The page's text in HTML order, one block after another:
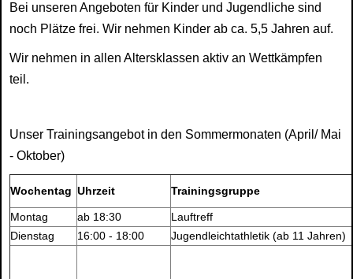
Bei unseren Angeboten für Kinder und Jugendliche sind
noch Plätze frei. Wir nehmen Kinder ab ca. 5,5 Jahren auf.
Wir nehmen in allen Altersklassen aktiv an Wettkämpfen
teil.
Unser Trainingsangebot in den Sommermonaten (April/ Mai
- Oktober)
Wochentag Uhrzeit Trainingsgruppe
Montag ab 18:30
Lauftreff
Dienstag
16:00 - 18:00 Jugendleichtathletik (ab 11 Jahren)